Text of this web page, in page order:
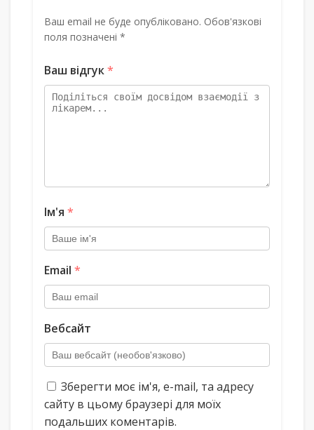
Ваш email не буде опубліковано. Обов'язкові
поля позначені *
Ваш відгук*
Ім'я *
Email *
Вебсайт
Зберегти моє ім'я, e-mail, та адресу
сайту в цьому браузері для моїх
подальших коментарів.